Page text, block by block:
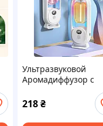
Ультразвуковой
Аромадиффузор с
218 ₴